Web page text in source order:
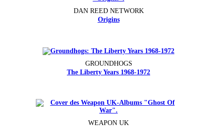
DAN REED NETWORK
Origins
GROUNDHOGS
The Liberty Years 1968-1972
WEAPON UK